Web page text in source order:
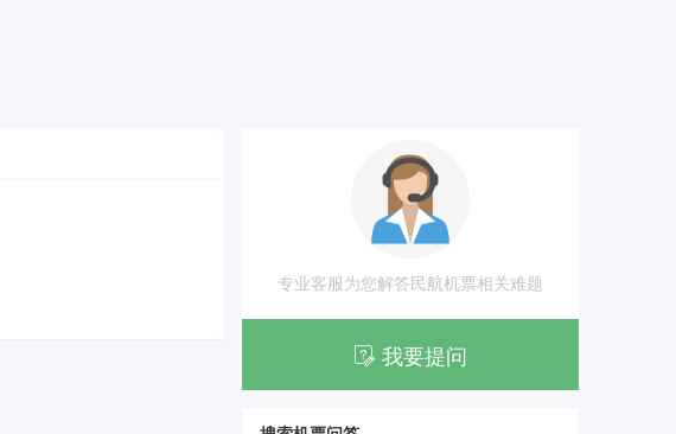
专业客服为您解答民航机票相关难题
我要提问